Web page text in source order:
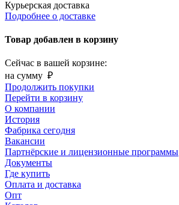
Курьерская доставка
Подробнее о доставке
Товар добавлен в корзину
Сейчас в вашей корзине:
на сумму ₽
Продолжить покупки
Перейти в корзину
О компании
История
Фабрика сегодня
Вакансии
Партнёрские и лицензионные программы
Документы
Где купить
Оплата и доставка
Опт